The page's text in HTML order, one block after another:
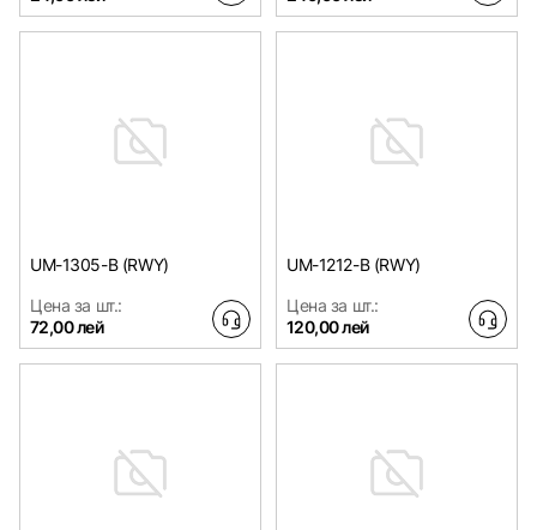
UM-1305-B (RWY)
Цена за шт.:
72,00 лей
UM-1212-B (RWY)
Цена за шт.:
120,00 лей